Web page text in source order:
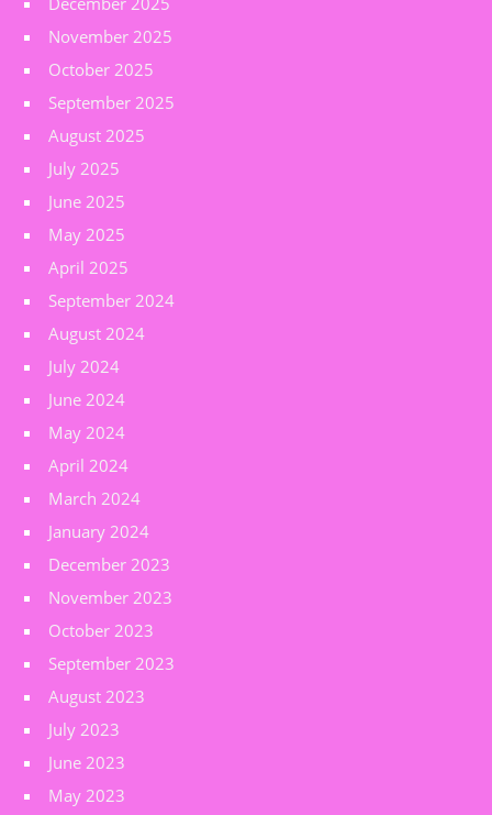
November 2025
October 2025
September 2025
August 2025
July 2025
June 2025
May 2025
April 2025
September 2024
August 2024
July 2024
June 2024
May 2024
April 2024
March 2024
January 2024
December 2023
November 2023
October 2023
September 2023
August 2023
July 2023
June 2023
May 2023